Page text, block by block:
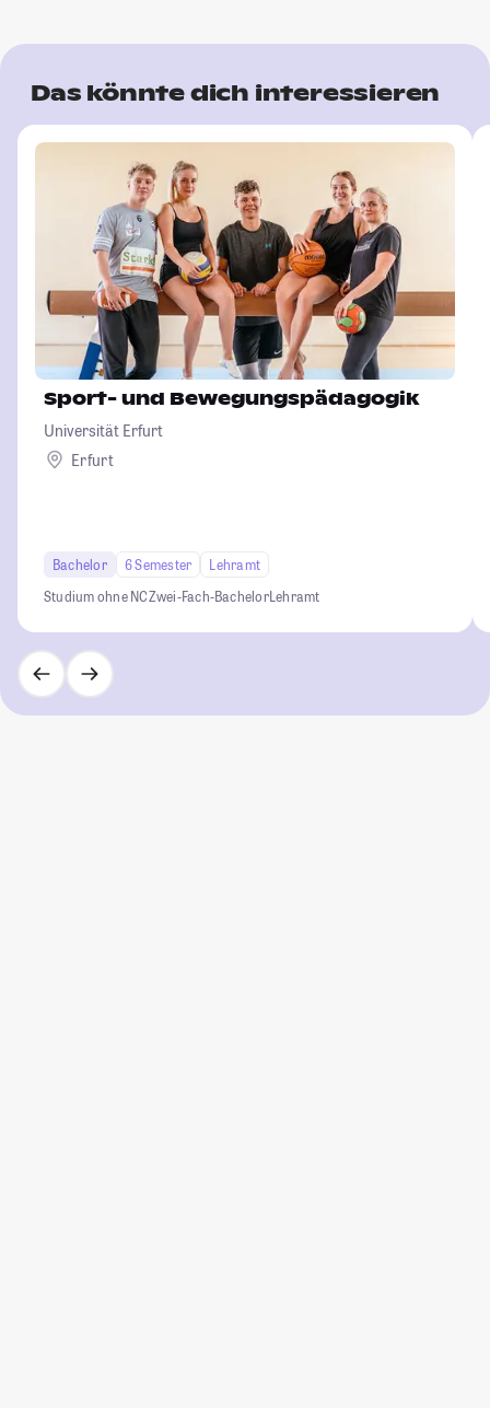
Das könnte dich interessieren
Sport- und Bewegungspädagogik
Universität Erfurt
Erfurt
Bachelor 6 Semester
Lehramt
Studium ohne NCZwei-Fach-BachelorLehramt